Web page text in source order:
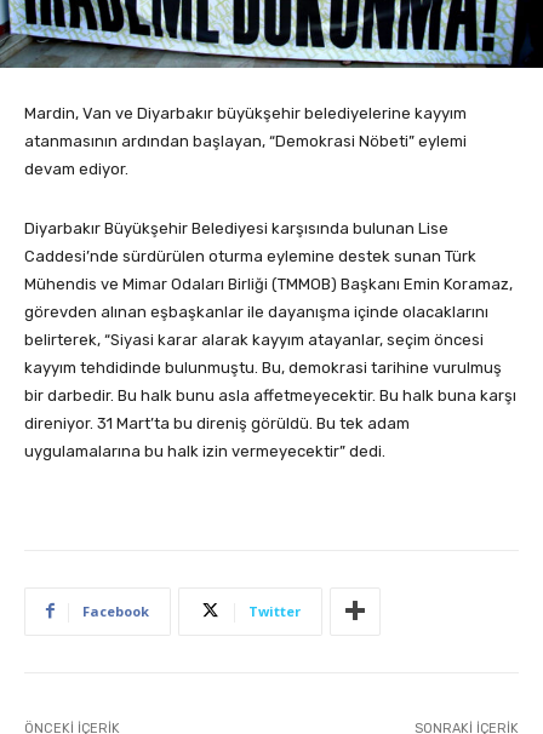
Mardin, Van ve Diyarbakır büyükşehir belediyelerine kayyım
atanmasının ardından başlayan, “Demokrasi Nöbeti” eylemi
devam ediyor.
Diyarbakır Büyükşehir Belediyesi karşısında bulunan Lise
Caddesi’nde sürdürülen oturma eylemine destek sunan Türk
Mühendis ve Mimar Odaları Birliği (TMMOB) Başkanı Emin Koramaz,
görevden alınan eşbaşkanlar ile dayanışma içinde olacaklarını
belirterek, “Siyasi karar alarak kayyım atayanlar, seçim öncesi
kayyım tehdidinde bulunmuştu. Bu, demokrasi tarihine vurulmuş
bir darbedir. Bu halk bunu asla affetmeyecektir. Bu halk buna karşı
direniyor. 31 Mart’ta bu direniş görüldü. Bu tek adam
uygulamalarına bu halk izin vermeyecektir” dedi.
Facebook Twitter
ÖNCEKI İÇERIK SONRAKI İÇERIK